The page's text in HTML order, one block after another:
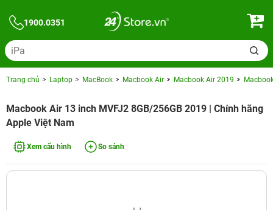
1900.0351
Trang chủ Laptop MacBook Macbook Air Macbook Air 2019
Macbook Air 13 inch MVFJ2 8GB/256GB 2019 | Chính hãng
Apple Việt Nam
Xem cấu hình So sánh